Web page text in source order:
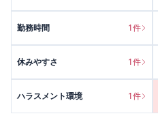
勤務時間 1件
休みやすさ 1件
ハラスメント環境 1件